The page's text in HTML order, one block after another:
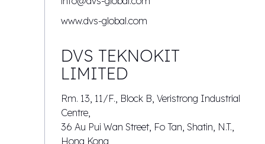
www.dvs-global.com
DVS TEKNOKIT
LIMITED
Rm. 13, 11/F., Block B, Veristrong Industrial
Centre,
36 Au Pui Wan Street, Fo Tan, Shatin, N.T.,
Hong Kong